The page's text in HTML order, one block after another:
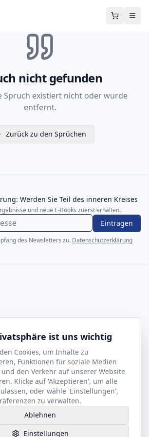
nicht gefunden
Spruch existiert nicht oder wurde
entfernt.
Zurück zu den Sprüchen
Werden Sie Teil des inneren Kreises
und neue E-Books zuerst erhalten.
Eintragen
des Newsletters zu. Datenschutzerklärung
Rechtliches
Impressum
Datenschutz
AGB
ist uns wichtig
Cookies, um Inhalte zu
Funktionen für soziale Medien
den Verkehr auf unserer Website
Klicke auf 'Akzeptieren', um alle
oder wähle 'Einstellungen',
zu verwalten.
Ablehnen
Einstellungen
Hilfe benötigt?